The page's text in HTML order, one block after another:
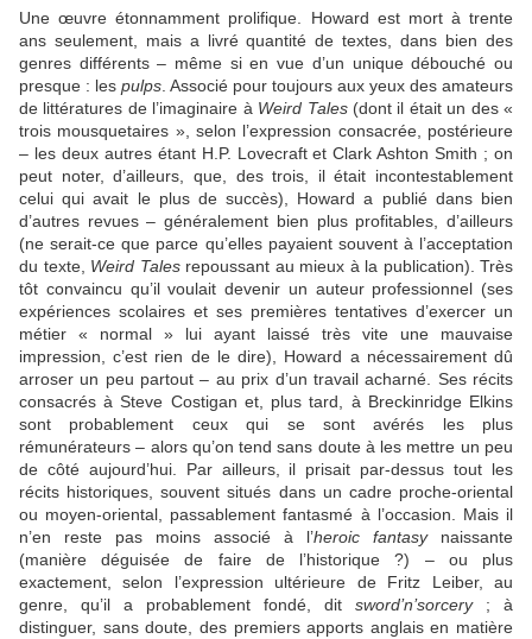
Une œuvre étonnamment prolifique. Howard est mort à trente
ans seulement, mais a livré quantité de textes, dans bien des
genres différents – même si en vue d’un unique débouché ou
presque : les pulps . Associé pour toujours aux yeux des amateurs
de littératures de l’imaginaire à Weird Tales(dont il était un des «
trois mousquetaires », selon l’expression consacrée, postérieure
– les deux autres étant H.P. Lovecraft et Clark Ashton Smith ; on
peut noter, d’ailleurs, que, des trois, il était incontestablement
celui qui avait le plus de succès), Howard a publié dans bien
d’autres revues – généralement bien plus profitables, d’ailleurs
(ne serait-ce que parce qu’elles payaient souvent à l’acceptation
du texte, Weird Talesrepoussant au mieux à la publication). Très
tôt convaincu qu’il voulait devenir un auteur professionnel (ses
expériences scolaires et ses premières tentatives d’exercer un
métier « normal » lui ayant laissé très vite une mauvaise
impression, c’est rien de le dire), Howard a nécessairement dû
arroser un peu partout – au prix d’un travail acharné. Ses récits
consacrés à Steve Costigan et, plus tard, à Breckinridge Elkins
sont probablement ceux qui se sont avérés les plus
rémunérateurs – alors qu’on tend sans doute à les mettre un peu
de côté aujourd’hui. Par ailleurs, il prisait par-dessus tout les
récits historiques, souvent situés dans un cadre proche-oriental
ou moyen-oriental, passablement fantasmé à l’occasion. Mais il
n’en reste pas moins associé à l’heroic fantasynaissante
(manière déguisée de faire de l’historique ?) – ou plus
exactement, selon l’expression ultérieure de Fritz Leiber, au
genre, qu’il a probablement fondé, dit sword’n’sorcery; à
distinguer, sans doute, des premiers apports anglais en matière